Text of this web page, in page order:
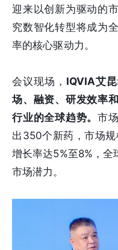
迎来以创新为驱动的
究数智化转型将成为
率的核心驱动力。
会议现场， IQVIA艾
场、融资、研发效率
行业的全球趋势。市
出350个新药，市场
增长率达5%至8%，全
市场潜力。